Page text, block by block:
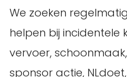
We zoeken
helpen bij incidentele
vervoer,
sponsor actie,